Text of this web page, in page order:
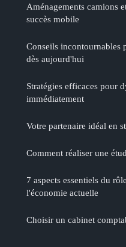
Aménagements camions
succès mobile
Conseils incontournables
dès aujourd'hui
Stratégies efficaces pour
immédiatement
Votre partenaire idéal en
Comment réaliser une
7 aspects essentiels du
l'économie actuelle
Choisir un cabinet